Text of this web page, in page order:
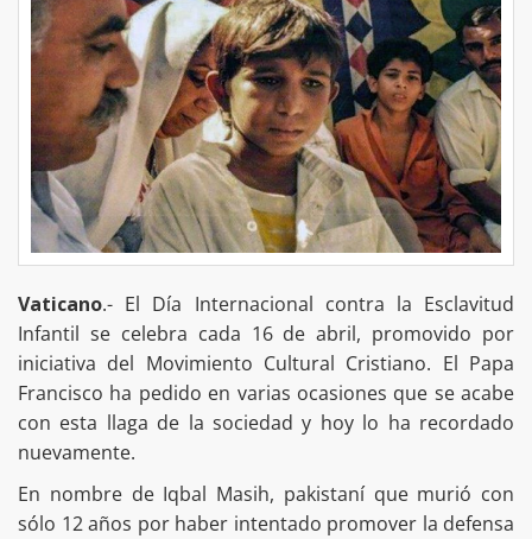
Vaticano.- El Día Internacional contra la Esclavitud
Infantil se celebra cada 16 de abril, promovido por
iniciativa del Movimiento Cultural Cristiano. El Papa
Francisco ha pedido en varias ocasiones que se acabe
con esta llaga de la sociedad y hoy lo ha recordado
nuevamente.
En nombre de Iqbal Masih, pakistaní que murió con
sólo 12 años por haber intentado promover la defensa